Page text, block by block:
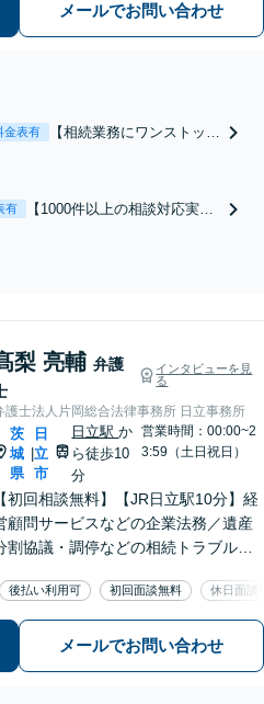
メールでお問い合わせ
金表有
【相続業務にワンストップ
一貫して対応します【税理
有
【1000件以上の相談対応実績
広く対応します【事故直後か
もご相談を承ります【初回相
談無料】【土日祝対応可】
梨 亮輔 弁護
インタビューを見
る
護士法人片岡総合法律事務所 日立事務所
茨
城
県
日
立
市
日立駅か
ら徒歩10
分
営業時間：00:00~2
3:59（土日祝日）
【初回相談無料】【JR日立駅10分】経
顧問サービスなどの企業法務／遺産
割協議・調停などの相続トラブルや
問題を中心に、幅広くご相談を承りま
【土日祝対応可】分かりやすく丁寧
な対応を心がけ、最善の解決を目指し
ます
後払い利用可 初回面談無料 休日面談
メールでお問い合わせ